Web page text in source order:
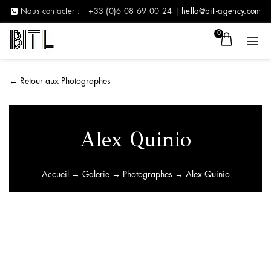
Nous contacter : +33 (0)6 08 69 00 24 | hello@bitl-agency.com
0
← Retour aux Photographes
Alex Quinio
Accueil → Galerie→ Photographes → Alex Quinio